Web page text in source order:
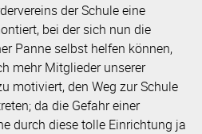
der Schule eine
bei der sich nun die
Panne selbst helfen können,
mehr Mitglieder unserer
motiviert, den Weg zur Schule
da die Gefahr einer
durch diese tolle Einrichtung ja